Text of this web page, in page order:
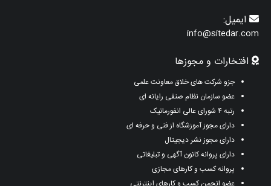
ایمیل:
info@sitedar.com
افتخارات و مجوزها
جزو شرکت های خلاق معاونت علمی
عضو سازمان نظام صنفی رایانه ای
رتبه ۴ شورای عالی انفورماتیک
دارای مجوز آموزشگاه از فنی و حرفه ای
دارای مجوز نشر دیجیتال
دارای پروانه کانون آگهی و تبلیغاتی
پروانه کسب و کارهای مجازی
عضو انجمن کسب و کارهای اینترنتی